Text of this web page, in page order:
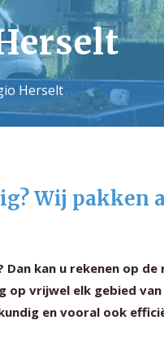
Herselt
Wij pakken
kan u rekenen op
op vrijwel elk gebied
en vooral ook